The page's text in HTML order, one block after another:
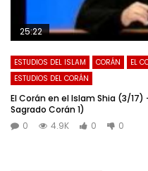
25:22
ESTUDIOS DEL ISLAM CORÁN
EL
ESTUDIOS DEL CORÁN
El Corán en el Islam Shia (3/
Sagrado Corán 1)
0
4.9K 0 0